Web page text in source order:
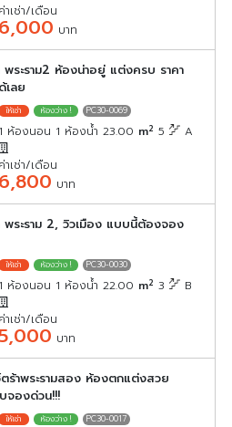
ค่าเช่า/เดือน
6,000 บาท
พระราม2 ห้องน่าอยู่ แต่งครบ ราคา
เลย
PC30-0069
1 ห้องนอน 1 ห้องน้ำ 23.00 m2 5 A
ค่าเช่า/เดือน
6,800 บาท
พระราม 2, วิวเมือง แบบนี้ต้องจอง
PC30-0030
1 ห้องนอน 1 ห้องน้ำ 22.00 m2 3 B
ค่าเช่า/เดือน
บาท
ร้าพระรามสอง ห้องตกแต่งสวย
จองด่วน!!!
PC30-0017